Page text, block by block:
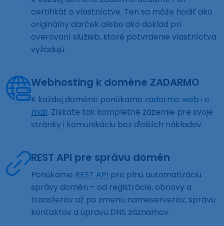
certifikát o vlastníctve. Ten sa môže hodiť ako
originálny darček alebo ako doklad pri
overovaní služieb, ktoré potvrdenie vlastníctva
vyžadujú.
Webhosting k doméne ZADARMO
K každej doméne ponúkame zadarmo web i e-
mail. Získate tak kompletné zázemie pre svoje
stránky i komunikáciu bez ďalších nákladov.
REST API pre správu domén
Ponúkame REST API pre plnú automatizáciu
správy domén – od registrácie, obnovy a
transferov až po zmenu nameserverov, správu
kontaktov a úpravu DNS záznamov.